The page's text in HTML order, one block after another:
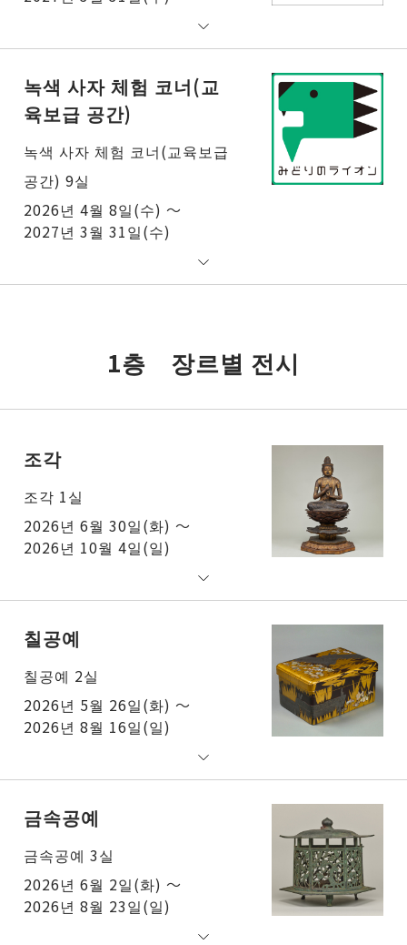
녹색 사자 체험 코너(교
육보급 공간)
녹색 사자 체험 코너(교육보급
공간) 9실
2026년 4월 8일(수) ～
2027년 3월 31일(수)
1층 장르별 전시
조각
조각 1실
2026년 6월 30일(화) ～
2026년 10월 4일(일)
칠공예
칠공예 2실
2026년 5월 26일(화) ～
2026년 8월 16일(일)
금속공예
금속공예 3실
2026년 6월 2일(화) ～
2026년 8월 23일(일)